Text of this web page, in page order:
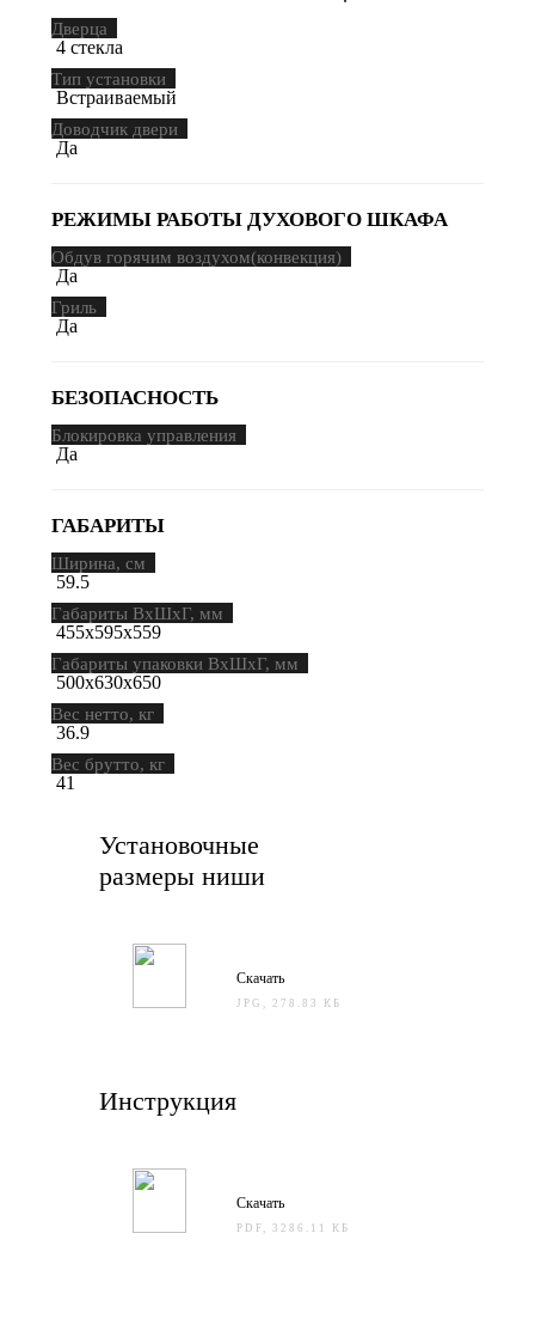
Дверца
4 стекла
Тип установки
Встраиваемый
Доводчик двери
Да
РЕЖИМЫ РАБОТЫ ДУХОВОГО ШКАФА
Обдув горячим воздухом(конвекция)
Да
Гриль
Да
БЕЗОПАСНОСТЬ
Блокировка управления
Да
ГАБАРИТЫ
Ширина, см
59.5
Габариты ВхШхГ, мм
455х595х559
Габариты упаковки ВхШхГ, мм
500х630х650
Вес нетто, кг
36.9
Вес брутто, кг
41
Установочные
размеры ниши
Скачать
JPG, 278.83 КБ
Инструкция
Скачать
PDF, 3286.11 КБ